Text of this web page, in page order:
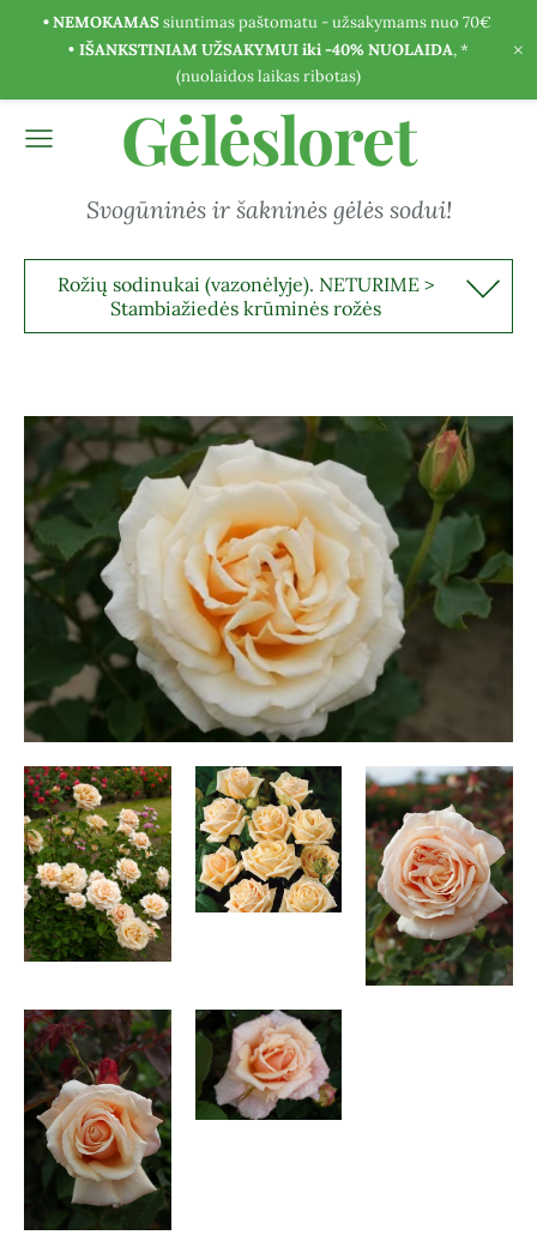
• NEMOKAMASsiuntimas paštomatu - užsakymams nuo 70€
• IŠANKSTINIAM UŽSAKYMUI iki -40% NUOLAIDA, *
(nuolaidos laikas ribotas)
×
Gėlėsloret
Svogūninės ir šakninės gėlės sodui!
Rožių sodinukai (vazonėlyje). NETURIME >
Stambiažiedės krūminės rožės